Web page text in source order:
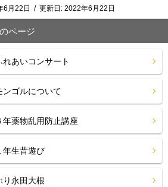
6月22日 / 更新日: 2022年6月22日
ページ
あいコンサート
ンゴルについて
薬物乱用防止講座
年生昔遊び
り永田大根